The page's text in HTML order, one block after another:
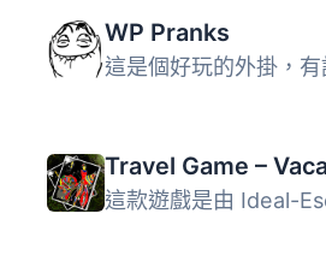
WP Pranks
Travel Game –